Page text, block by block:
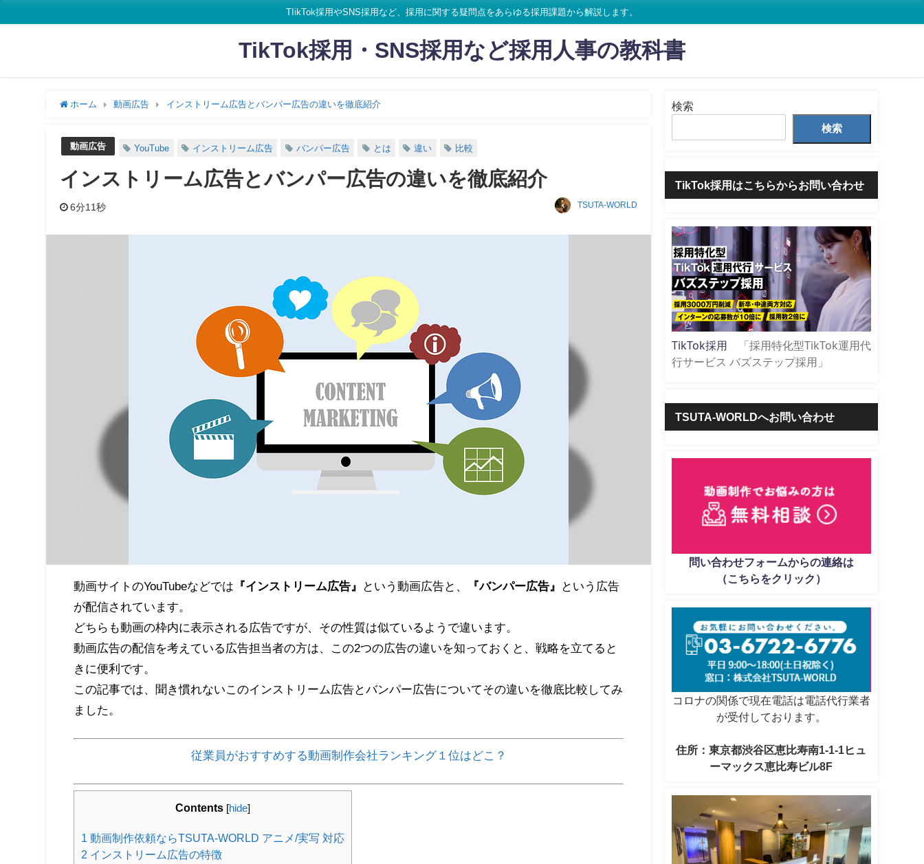
TIikTok採用やSNS採用など、採用に関する疑問点をあらゆる採用課題から解説します。
TikTok採用・SNS採用など採用人事の教科書
ホーム 動画広告 インストリーム広告とバンパー広告の違いを徹底紹介
動画広告 YouTube インストリーム広告 バンパー広告 とは 違い 比較
インストリーム広告とバンパー広告の違いを徹底紹介
6分11秒 TSUTA-WORLD
動画サイトのYouTubeなどでは 『インストリーム広告』 という動画広告と、 『バンパー広告』
という広告
が配信されています。
どちらも動画の枠内に表示される広告ですが、その性質は似ているようで違います。
動画広告の配信を考えている広告担当者の方は、この2つの広告の違いを知っておくと、戦略を立てると
きに便利です。
この記事では、聞き慣れないこのインストリーム広告とバンパー広告についてその違いを徹底比較してみ
ました。
従業員がおすすめする動画制作会社ランキング１位はどこ？
Contents hide
1 動画制作依頼ならTSUTA-WORLD アニメ/実写 対応
2 インストリーム広告の特徴
検索
検索
TikTok採用はこちらからお問い合わせ
TikTok採用 「採用特化型TikTok運用代
行サービス バズステップ採用」
TSUTA-WORLDへお問い合わせ
問い合わせフォームからの連絡は
（こちらをクリック）
コロナの関係で現在電話は電話代行業者
が受付しております。
住所：東京都渋谷区恵比寿南1-1-1ヒュ
ーマックス恵比寿ビル8F